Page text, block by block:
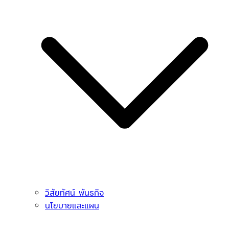
วิสัยทัศน์ พันธกิจ
นโยบายและแผน